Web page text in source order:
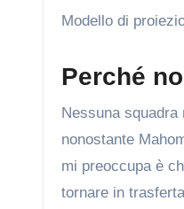
Modello di
Perché
Nessuna
nonostante
mi preoccupa è
tornare in